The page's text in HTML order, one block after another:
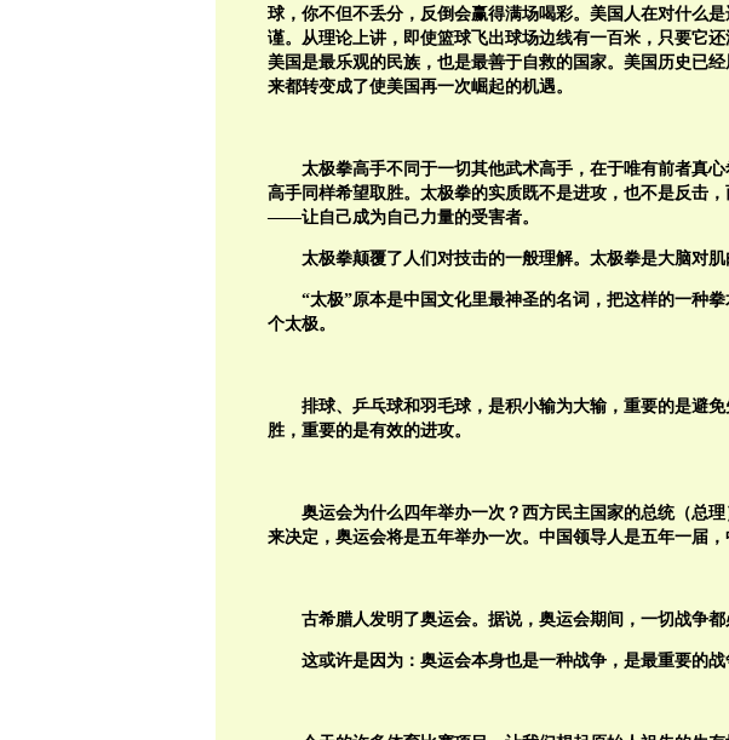
球，你不但不丢分，反倒会赢得满场喝彩。美国人在对什么
谨。从理论上讲，即使篮球飞出球场边线有一百米，只要它还
美国是最乐观的民族，也是最善于自救的国家。美国历史已
来都转变成了使美国再一次崛起的机遇。
太极拳高手不同于一切其他武术高手，在于唯有前者真
高手同样希望取胜。太极拳的实质既不是进攻，也不是反击
——让自己成为自己力量的受害者。
太极拳颠覆了人们对技击的一般理解。太极拳是大脑对肌
“太极”原本是中国文化里最神圣的名词，把这样的一种
个太极。
排球、乒乓球和羽毛球，是积小输为大输，重要的是避
胜，重要的是有效的进攻。
奥运会为什么四年举办一次？西方民主国家的总统（总
来决定，奥运会将是五年举办一次。中国领导人是五年一届，
古希腊人发明了奥运会。据说，奥运会期间，一切战争都
这或许是因为：奥运会本身也是一种战争，是最重要的